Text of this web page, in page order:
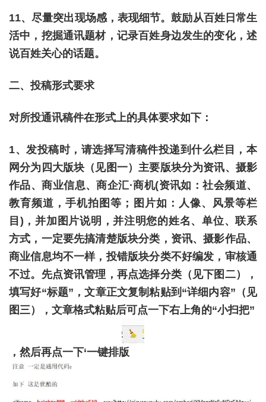
11、尽量突出现场感，表现细节。鼓励从百姓日常生
活中，挖掘通讯题材，记录百姓身边发生的变化，述
说百姓关心的话题。
二、投稿形式要求
对所投通讯稿件在形式上的具体要求如下：
1、发投稿时，请选择写清稿件投递到什么栏目，本
网分为四大版块（见图一）主要版块分为资讯、摄影
作品、商业信息、商企汇·商机(资讯如：社会频道、
教育频道，手机拍图等；图片如：人像、风景等栏
目)，并加图片说明，并注明您的姓名、单位、联系
方式，一定要先搞清楚版块分类，资讯、摄影作品、
商业信息均不一样，投错版块分类不好编发，审核通
不过。先点资讯管理，再点选择分类（见下图二），
填写好“标题”，文章正文复制粘贴到“详细内容”（见
图三），文章格式粘贴后可点一下右上角的“小扫把”
，然后再点一下‘一键排版